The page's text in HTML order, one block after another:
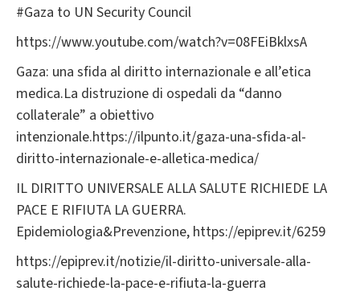
#Gaza to UN Security Council
https://www.youtube.com/watch?v=08FEiBklxsA
Gaza: una sfida al diritto internazionale e all’etica
medica.La distruzione di ospedali da “danno
collaterale” a obiettivo
intenzionale.https://ilpunto.it/gaza-una-sfida-al-
diritto-internazionale-e-alletica-medica/
IL DIRITTO UNIVERSALE ALLA SALUTE RICHIEDE LA
PACE E RIFIUTA LA GUERRA.
Epidemiologia&Prevenzione, https://epiprev.it/6259
https://epiprev.it/notizie/il-diritto-universale-alla-
salute-richiede-la-pace-e-rifiuta-la-guerra